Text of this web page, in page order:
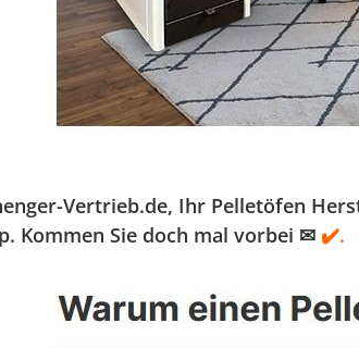
Vertrieb.de, Ihr Pelletöfen
Kommen Sie doch mal vorbei ✉ ✔️.